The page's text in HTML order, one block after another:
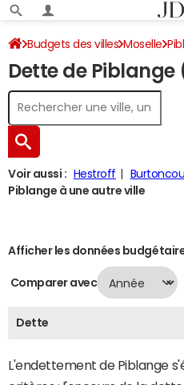
Budgets des villes Moselle
Dette de Piblange
Voir aussi : Hestroff
Piblange à une autre ville
Afficher les données
Comparer avec
Dette
L'endettement de Piblange